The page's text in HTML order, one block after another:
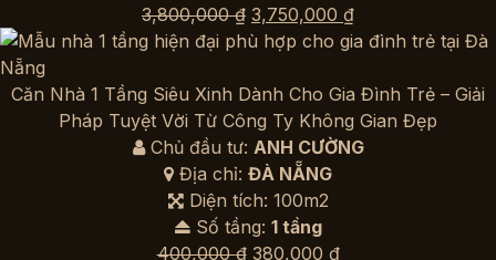
3,800,000₫ Giá
gốc
3,800,000 ₫.
3,750,000 ₫Giá
hiện
là:
3,750,000 ₫.
Căn Nhà 1 Tầng Siêu Xinh Dành Cho Gia Đình Trẻ – Giải
Pháp Tuyệt Vời Từ Công Ty Không Gian Đẹp
Chủ đầu tư: ANH CƯỜNG
Địa chỉ: ĐÀ NẴNG
Diện tích: 100m2
Số tầng: 1 tầng
400,000₫ Giá
380,000 ₫Giá